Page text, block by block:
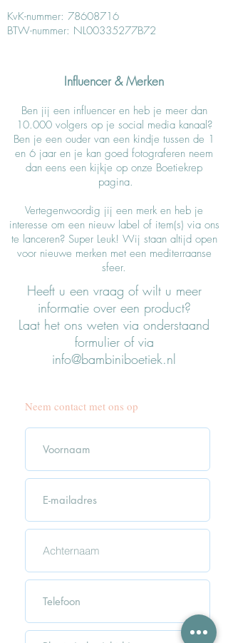
KvK-nummer: 78608716
BTW-nummer: NL00335277B72
Influencer & Merken
Ben jij een influencer en heb je meer dan
10.000 volgers op je social media kanaal?
Ben je een ouder van een kindje tussen de 1
en 6 jaar en je kan goed fotograferen neem
dan eens een kijkje op onze Boetiekrep
pagina.
Vertegenwoordig jij een merk en heb je
interesse om een nieuw label of item(s) via ons
te lanceren? Super Leuk! Wij staan altijd open
voor nieuwe merken met een mediterraanse
sfeer.
Heeft u een vraag of wilt u meer
informatie over een product?
Laat het ons weten via onderstaand
formulier of via
info@bambiniboetiek.nl
Neem contact met ons op